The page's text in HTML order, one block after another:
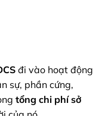
đi vào hoạt động
sự, phần cứng,
tổng chi phí sở